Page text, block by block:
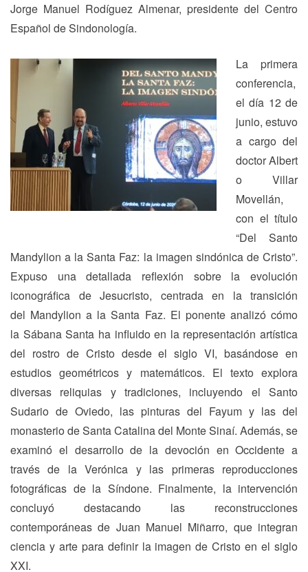
Jorge Manuel Rodíguez Almenar, presidente del Centro
Español de Sindonología.
La primera
conferencia,
el día 12 de
junio, estuvo
a cargo del
doctor Albert
o Villar
Movellán,
con el título
“Del Santo
Mandylion a la Santa Faz: la imagen sindónica de Cristo”.
Expuso una detallada reflexión sobre la evolución
iconográfica de Jesucristo, centrada en la transición
del Mandylion a la Santa Faz. El ponente analizó cómo
la Sábana Santa ha influido en la representación artística
del rostro de Cristo desde el siglo VI, basándose en
estudios geométricos y matemáticos. El texto explora
diversas reliquias y tradiciones, incluyendo el Santo
Sudario de Oviedo, las pinturas del Fayum y las del
monasterio de Santa Catalina del Monte Sinaí. Además, se
examinó el desarrollo de la devoción en Occidente a
través de la Verónica y las primeras reproducciones
fotográficas de la Síndone. Finalmente, la intervención
concluyó destacando las reconstrucciones
contemporáneas de Juan Manuel Miñarro, que integran
ciencia y arte para definir la imagen de Cristo en el siglo
XXI.